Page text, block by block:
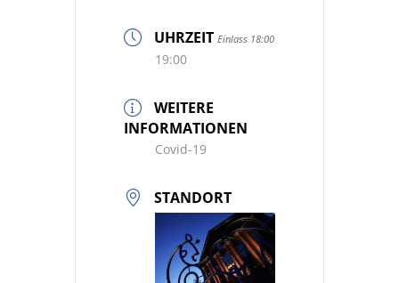
UHRZEIT Einlass 18:00
19:00
WEITERE
INFORMATIONEN
Covid-19
STANDORT